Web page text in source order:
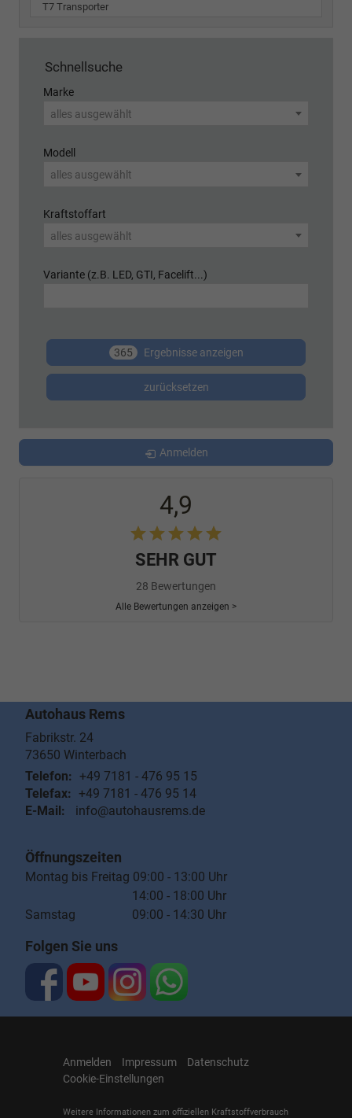
T7 Transporter
Schnellsuche
Marke
alles ausgewählt
Modell
alles ausgewählt
Kraftstoffart
alles ausgewählt
Variante (z.B. LED, GTI, Facelift...)
365 Ergebnisse anzeigen
zurücksetzen
Anmelden
4,9
SEHR GUT
28 Bewertungen
Alle Bewertungen anzeigen >
Autohaus Rems
Fabrikstr. 24
73650 Winterbach
Telefon: +49 7181 - 476 95 15
Telefax: +49 7181 - 476 95 14
E-Mail:
info@autohausrems.de
Öffnungszeiten
Montag bis Freitag 09:00 - 13:00 Uhr
14:00 - 18:00 Uhr
Samstag 09:00 - 14:30 Uhr
Folgen Sie uns
Anmelden Impressum
Datenschutz
Cookie-Einstellungen
Weitere Informationen zum offiziellen Kraftstoffverbrauch